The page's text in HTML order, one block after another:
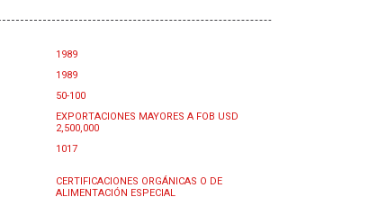
1989
1989
50-100
EXPORTACIONES MAYORES A FOB USD
2,500,000
1017
CERTIFICACIONES ORGÁNICAS O DE
ALIMENTACIÓN ESPECIAL